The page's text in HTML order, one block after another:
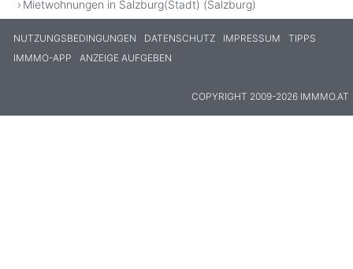
Mietwohnungen in Salzburg(Stadt) (Salzburg)
NUTZUNGSBEDINGUNGEN DATENSCHUTZ IMPRESSUM
TIPPS
IMMMO-APP
ANZEIGE AUFGEBEN
COPYRIGHT 2009-2026 IMMMO.AT